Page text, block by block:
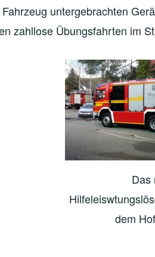
untergebrachten
zahllose Übungsfahrten im
Das
dem